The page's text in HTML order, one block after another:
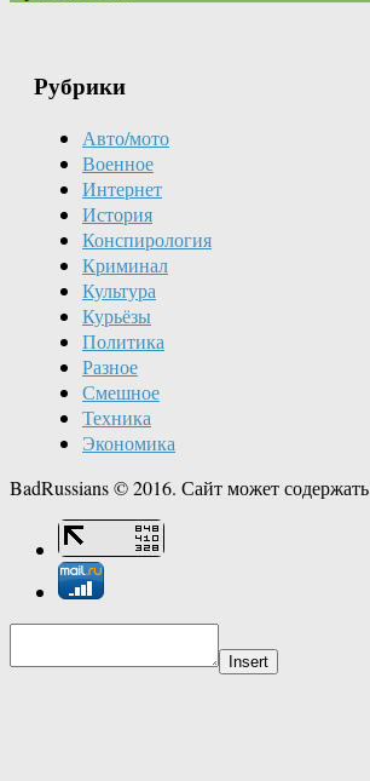
Рубрики
Авто/мото
Военное
Интернет
История
Конспирология
Криминал
Культура
Курьёзы
Политика
Разное
Смешное
Техника
Экономика
BadRussians © 2016. Сайт может
Insert